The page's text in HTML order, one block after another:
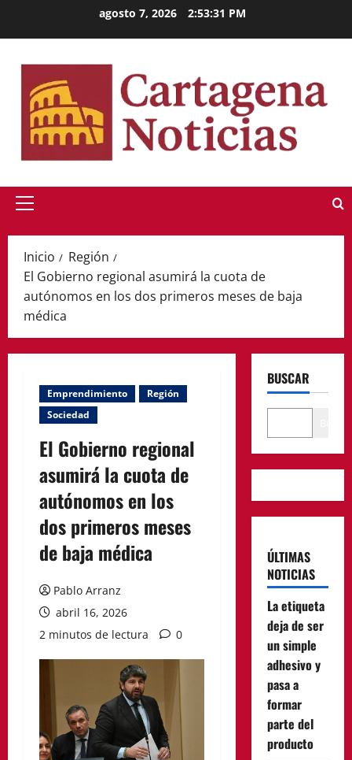
agosto 7, 2026 2:53:31 PM
Menú
Inicio
Región
El Gobierno regional asumirá la cuota de
autónomos en los dos primeros meses de baja
médica
Emprendimiento
Región
Sociedad
El Gobierno regional
asumirá la cuota de
autónomos en los
dos primeros meses
de baja médica
Pablo Arranz
abril 16, 2026
2 minutos de lectura
0
BUSCAR
ÚLTIMAS
NOTICIAS
La etiqueta
deja de ser
un simple
adhesivo y
pasa a
formar
parte del
producto